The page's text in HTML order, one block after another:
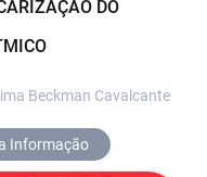
DO
Beckman Cavalcante
Informação